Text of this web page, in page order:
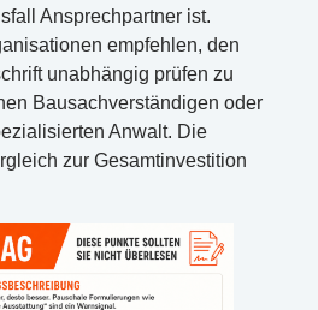
Ansprechpartner ist.
empfehlen, den
unabhängig prüfen zu
Bausachverständigen oder
Anwalt. Die
zur Gesamtinvestition